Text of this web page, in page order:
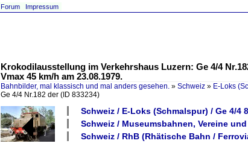
Forum Impressum
Krokodilausstellung im Verkehrshaus Luzern: Ge 4/4
Vmax 45 km/h am 23.08.1979.
Bahnbilder, mal klassisch und mal anders gesehen. » Schweiz » E-Loks
Ge 4/4 Nr.182 der (ID 833234)
Schweiz / E-Loks (Schmalspur) / Ge 4/4
Schweiz / Museumsbahnen, Vereine
Schweiz / RhB (Rhätische Bahn /